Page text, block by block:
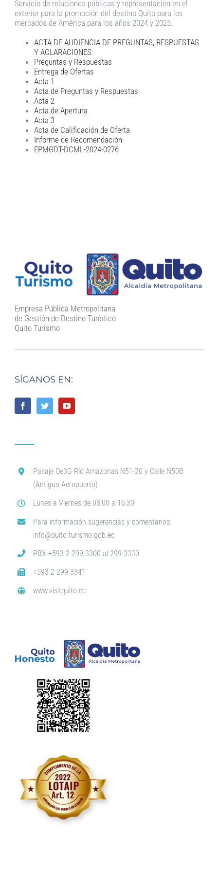
Servicio de relaciones públicas y representación en el
exterior para la promoción del destino Quito para los
mercados de América para los años 2024 y 2025.
ACTA DE AUDIENCIA DE PREGUNTAS, RESPUESTAS
Y ACLARACIONES
Preguntas y Respuestas
Entrega de Ofertas
Acta 1
Acta de Preguntas y Respuestas
Acta 2
Acta de Apertura
Acta 3
Acta de Calificación de Oferta
Informe de Recomendación
EPMGDT-DCML-2024-0276
Empresa Pública Metropolitana
de Gestión de Destino Turístico
Quito Turismo
SÍGANOS EN:
Pasaje Oe3G Río Amazonas N51-20 y Calle N50B
(Antiguo Aeropuerto)
Lunes a Viernes de 08:00 a 16:30
Para información sugerencias y comentarios:
info@quito-turismo.gob.ec
PBX +593 2 299 3300 al 299 3330
+593 2 299 3341
www.visitquito.ec